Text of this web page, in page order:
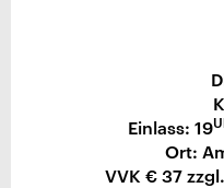
Einlass: 19
Ort:
VVK € 37